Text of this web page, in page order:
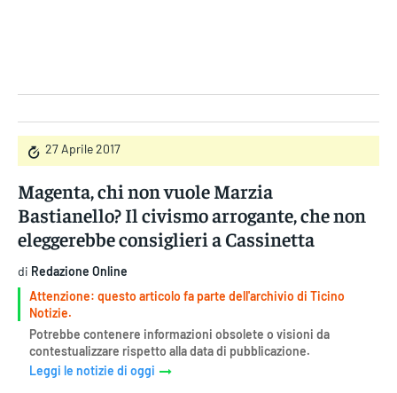
27 Aprile 2017
Magenta, chi non vuole Marzia
Bastianello? Il civismo arrogante, che non
eleggerebbe consiglieri a Cassinetta
di Redazione Online
Attenzione: questo articolo fa parte dell'archivio di Ticino
Notizie.
Potrebbe contenere informazioni obsolete o visioni da
contestualizzare rispetto alla data di pubblicazione.
Leggi le notizie di oggi